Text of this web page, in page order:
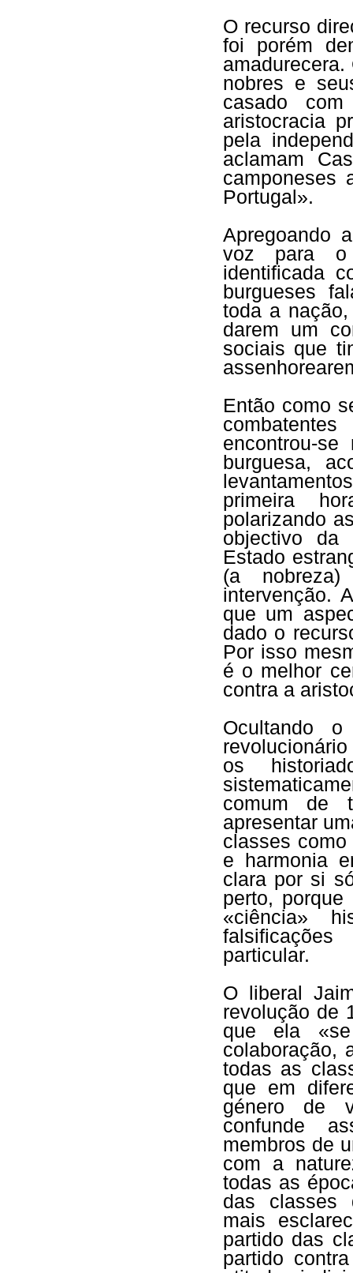
O recurso
foi porém
nobres e
casado
aristocracia
pela
aclamam
camponeses
Portugal».
Apregoando
voz para o
identificada
burgueses
toda a
darem um
sociais que
Então como
encontrou-
burguesa,
primeira
polarizando
objectivo da
Estado
(a nobreza)
intervenção.
que um
dado o
Por isso
é o melhor
contra a
Ocultando
os
comum de
apresentar
classes
e harmonia
clara por si
perto,
«ciência»
particular.
O liberal
revolução de
que ela
colaboração,
todas as
que em
género de
confunde
membros de
com a
todas as
das classes
mais
partido das
partido